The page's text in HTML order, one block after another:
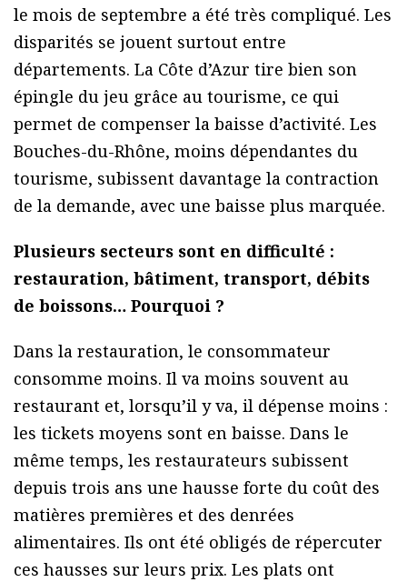
le mois de septembre a été très compliqué. Les
disparités se jouent surtout entre
départements. La Côte d’Azur tire bien son
épingle du jeu grâce au tourisme, ce qui
permet de compenser la baisse d’activité. Les
Bouches-du-Rhône, moins dépendantes du
tourisme, subissent davantage la contraction
de la demande, avec une baisse plus marquée.
Plusieurs secteurs sont en difficulté :
restauration, bâtiment, transport, débits
de boissons… Pourquoi ?
Dans la restauration, le consommateur
consomme moins. Il va moins souvent au
restaurant et, lorsqu’il y va, il dépense moins :
les tickets moyens sont en baisse. Dans le
même temps, les restaurateurs subissent
depuis trois ans une hausse forte du coût des
matières premières et des denrées
alimentaires. Ils ont été obligés de répercuter
ces hausses sur leurs prix. Les plats ont